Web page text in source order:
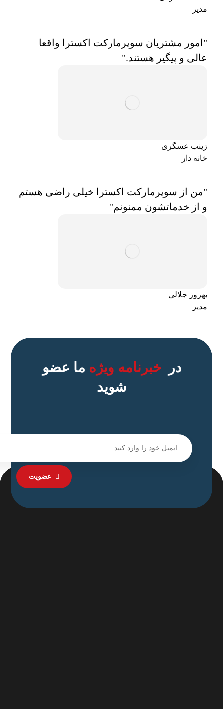
مدیر
"امور مشتریان سوپرمارکت اکسترا واقعا
عالی و پیگیر هستند."
زینب عسگری
خانه دار
"من از سوپرمارکت اکسترا خیلی راضی هستم
و از خدماتشون ممنونم"
بهروز جلالی
مدیر
درخبرنامه ویژه ما عضو
شوید
عضویت